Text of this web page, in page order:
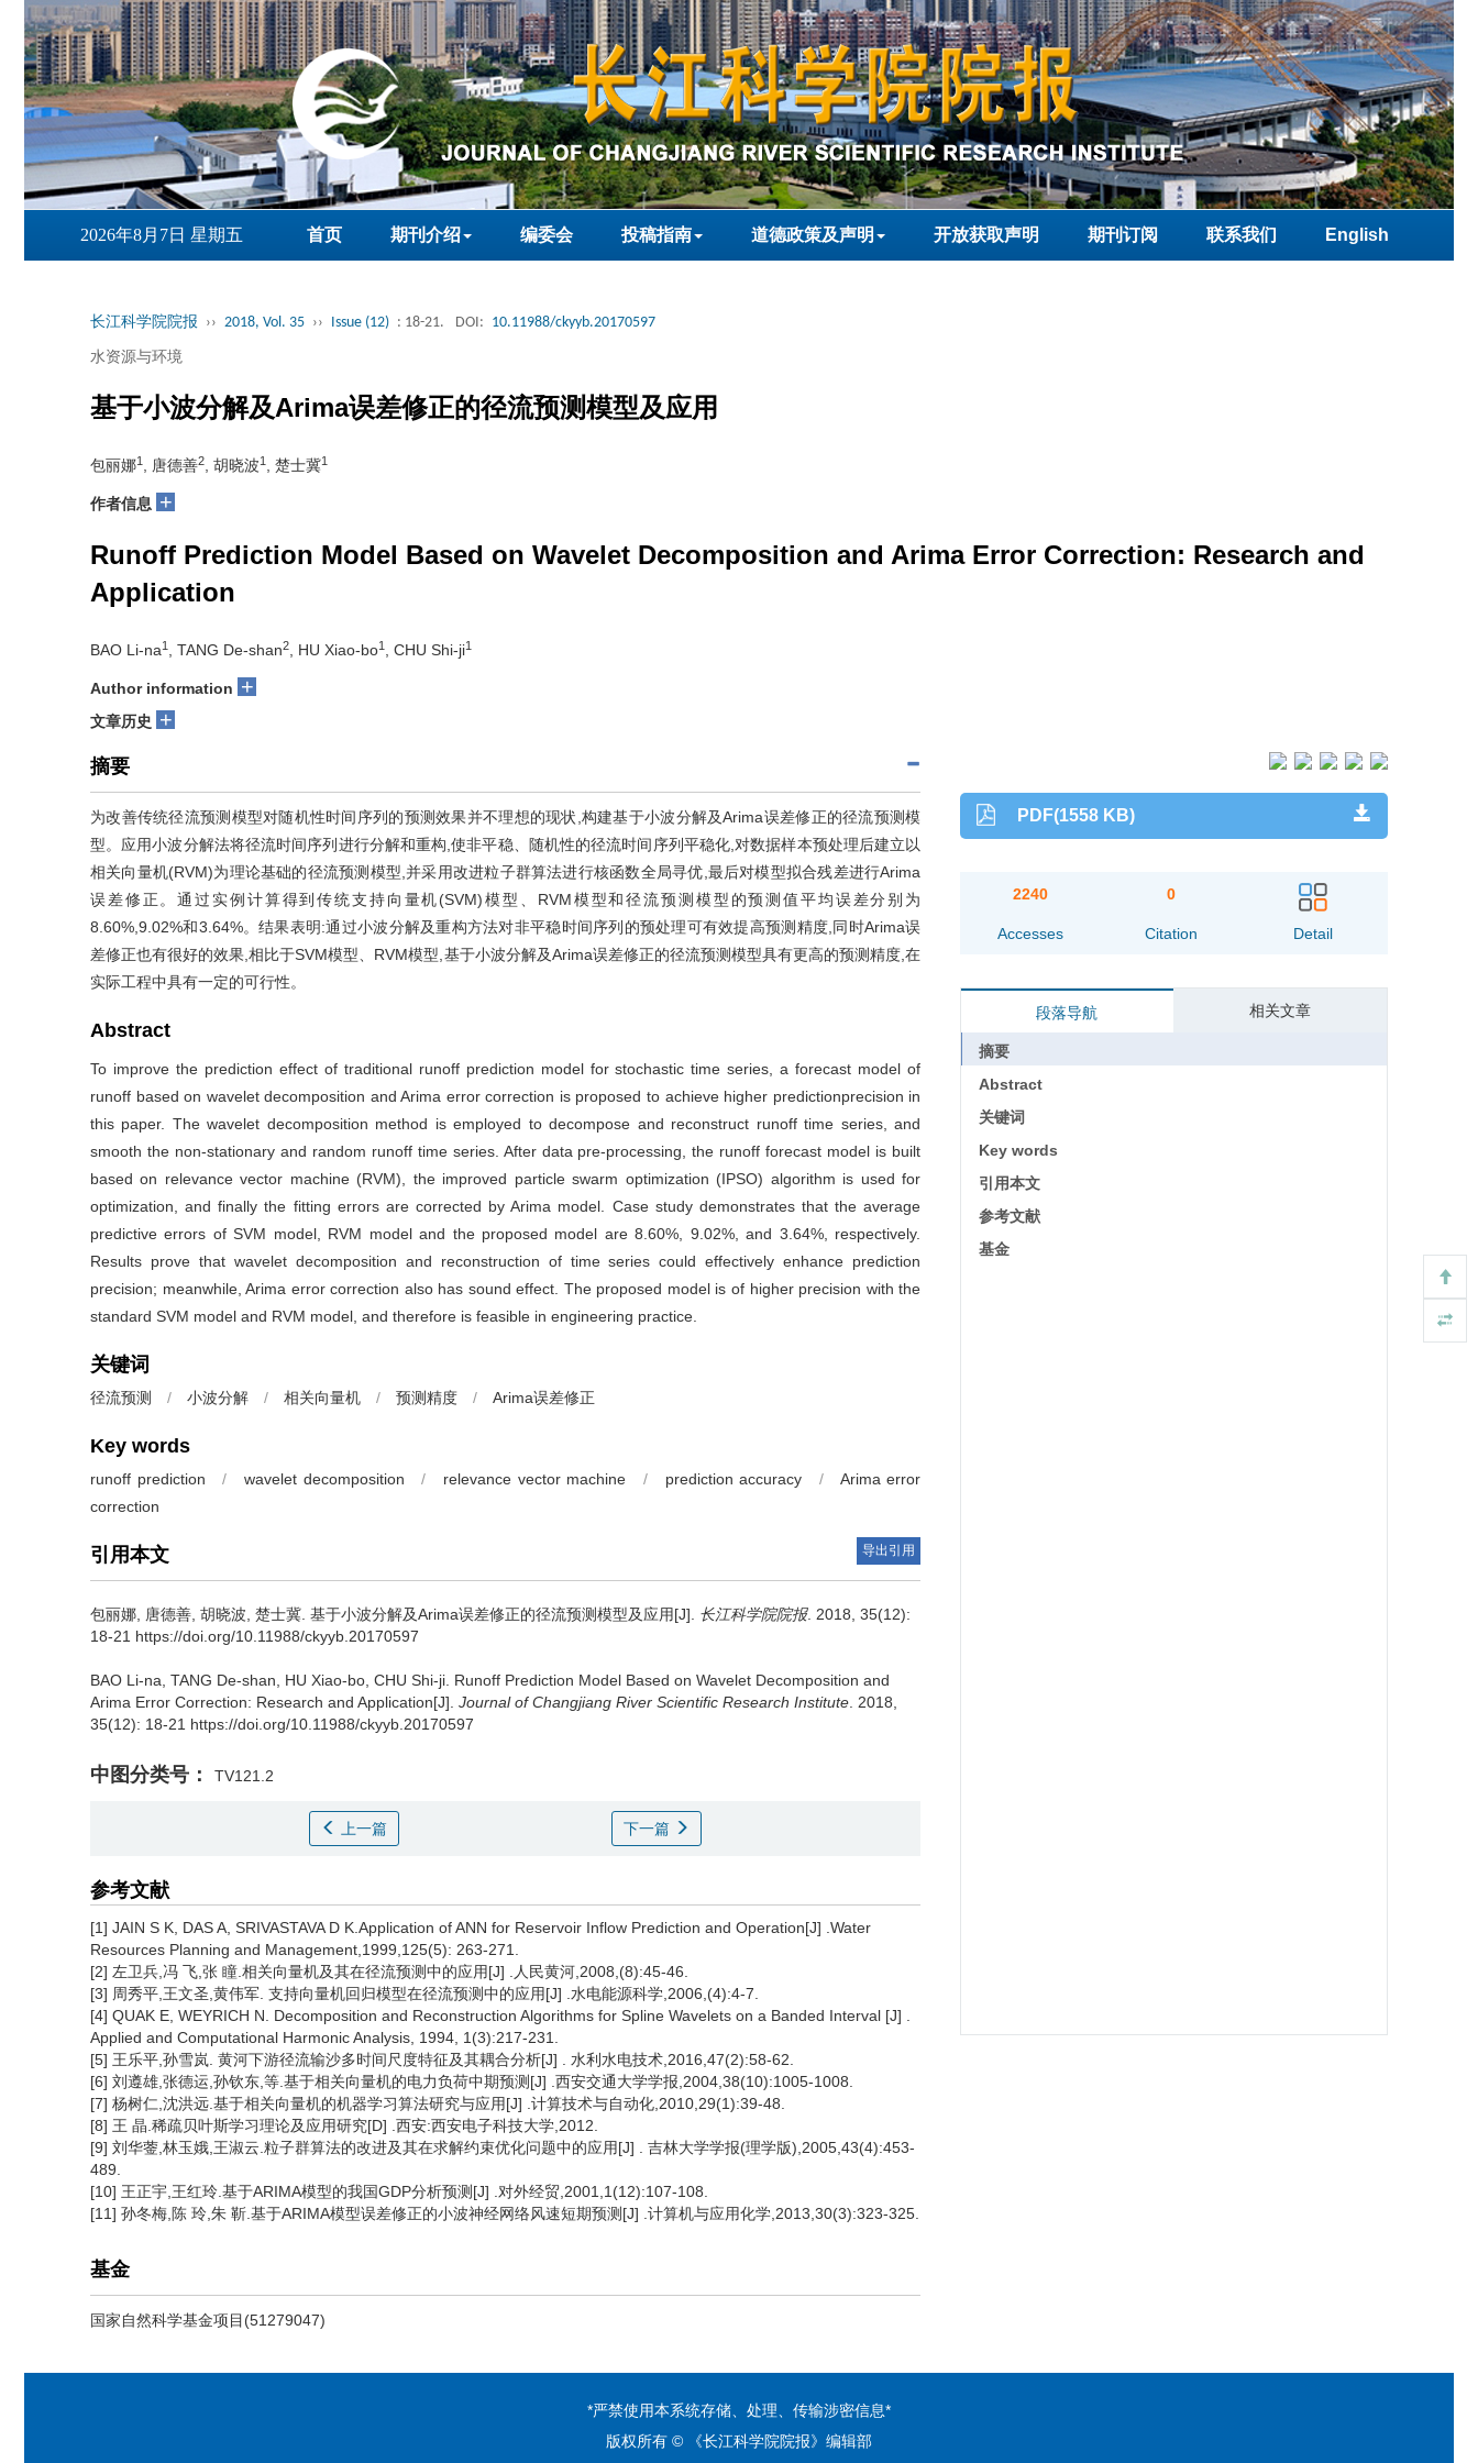
2026年8月7日 星期五 首页 期刊介绍 编委会 投稿指南 道德政策及声明 开放获取声明 期刊订阅 联系我们 English
长江科学院院报 ›› 2018, Vol. 35 ›› Issue (12) : 18-21. DOI: 10.11988/ckyyb.20170597
水资源与环境
基于小波分解及Arima误差修正的径流预测模型及应用
包丽娜1 , 唐德善2 , 胡晓波1 , 楚士冀1
作者信息 +
Runoff Prediction Model Based on Wavelet Decomposition and Arima Error Correction: Research and
Application
BAO Li-na1 , TANG De-shan2 , HU Xiao-bo1 , CHU Shi-ji1
Author information +
文章历史 +
摘要
为改善传统径流预测模型对随机性时间序列的预测效果并不理想的现状,构建基于小波分解及Arima误差修正的径流预测模
型。应用小波分解法将径流时间序列进行分解和重构,使非平稳、随机性的径流时间序列平稳化,对数据样本预处理后建立以
相关向量机(RVM)为理论基础的径流预测模型,并采用改进粒子群算法进行核函数全局寻优,最后对模型拟合残差进行Arima
误差修正。通过实例计算得到传统支持向量机(SVM)模型、RVM模型和径流预测模型的预测值平均误差分别为
8.60%,9.02%和3.64%。结果表明:通过小波分解及重构方法对非平稳时间序列的预处理可有效提高预测精度,同时Arima误
差修正也有很好的效果,相比于SVM模型、RVM模型,基于小波分解及Arima误差修正的径流预测模型具有更高的预测精度,在
实际工程中具有一定的可行性。
Abstract
To improve the prediction effect of traditional runoff prediction model for stochastic time series, a forecast model of
runoff based on wavelet decomposition and Arima error correction is proposed to achieve higher predictionprecision in
this paper. The wavelet decomposition method is employed to decompose and reconstruct runoff time series, and
smooth the non-stationary and random runoff time series. After data pre-processing, the runoff forecast model is built
based on relevance vector machine (RVM), the improved particle swarm optimization (IPSO) algorithm is used for
optimization, and finally the fitting errors are corrected by Arima model. Case study demonstrates that the average
predictive errors of SVM model, RVM model and the proposed model are 8.60%, 9.02%, and 3.64%, respectively.
Results prove that wavelet decomposition and reconstruction of time series could effectively enhance prediction
precision; meanwhile, Arima error correction also has sound effect. The proposed model is of higher precision with the
standard SVM model and RVM model, and therefore is feasible in engineering practice.
关键词
径流预测 / 小波分解 / 相关向量机 / 预测精度 / Arima误差修正
Key words
runoff prediction / wavelet decomposition / relevance vector machine / prediction accuracy /
Arima error
correction
引用本文 导出引用
包丽娜, 唐德善, 胡晓波, 楚士冀. 基于小波分解及Arima误差修正的径流预测模型及应用[J]. 长江科学院院报. 2018, 35(12):
18-21 https://doi.org/10.11988/ckyyb.20170597
BAO Li-na, TANG De-shan, HU Xiao-bo, CHU Shi-ji. Runoff Prediction Model Based on Wavelet Decomposition and
Arima Error Correction: Research and Application[J]. Journal of Changjiang River Scientific Research Institute . 2018,
35(12): 18-21 https://doi.org/10.11988/ckyyb.20170597
中图分类号： TV121.2
上一篇 下一篇
参考文献
[1] JAIN S K, DAS A, SRIVASTAVA D K.Application of ANN for Reservoir Inflow Prediction and Operation[J] .Water
Resources Planning and Management,1999,125(5): 263-271.
[2] 左卫兵,冯 飞,张 瞳.相关向量机及其在径流预测中的应用[J] .人民黄河,2008,(8):45-46.
[3] 周秀平,王文圣,黄伟军. 支持向量机回归模型在径流预测中的应用[J] .水电能源科学,2006,(4):4-7.
[4] QUAK E, WEYRICH N. Decomposition and Reconstruction Algorithms for Spline Wavelets on a Banded Interval [J] .
Applied and Computational Harmonic Analysis, 1994, 1(3):217-231.
[5] 王乐平,孙雪岚. 黄河下游径流输沙多时间尺度特征及其耦合分析[J] . 水利水电技术,2016,47(2):58-62.
[6] 刘遵雄,张德运,孙钦东,等.基于相关向量机的电力负荷中期预测[J] .西安交通大学学报,2004,38(10):1005-1008.
[7] 杨树仁,沈洪远.基于相关向量机的机器学习算法研究与应用[J] .计算技术与自动化,2010,29(1):39-48.
[8] 王 晶.稀疏贝叶斯学习理论及应用研究[D] .西安:西安电子科技大学,2012.
[9] 刘华蓥,林玉娥,王淑云.粒子群算法的改进及其在求解约束优化问题中的应用[J] . 吉林大学学报(理学版),2005,43(4):453-
489.
[10] 王正宇,王红玲.基于ARIMA模型的我国GDP分析预测[J] .对外经贸,2001,1(12):107-108.
[11] 孙冬梅,陈 玲,朱 靳.基于ARIMA模型误差修正的小波神经网络风速短期预测[J] .计算机与应用化学,2013,30(3):323-325.
基金
国家自然科学基金项目(51279047)
PDF(1558 KB)
2240
Accesses
0
Citation Detail
段落导航 相关文章
摘要
Abstract
关键词
Key words
引用本文
参考文献
基金
*严禁使用本系统存储、处理、传输涉密信息*
版权所有 © 《长江科学院院报》编辑部